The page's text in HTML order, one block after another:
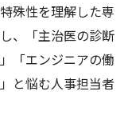
殊性を理解した専
、「主治医の診断
「エンジニアの働
と悩む人事担当者